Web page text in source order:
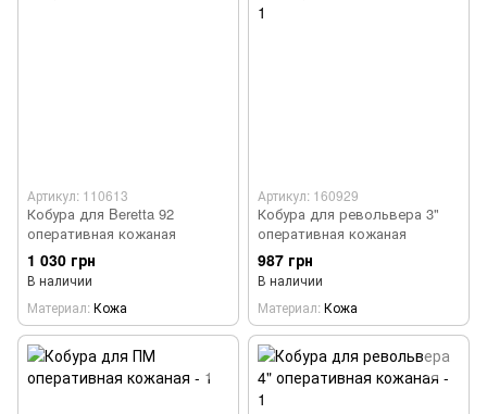
Артикул: 110613
Кобура для Beretta 92
оперативная кожаная
1 030 грн
В наличии
Материал Кожа
Артикул: 160929
Кобура для револьвера 3"
оперативная кожаная
987 грн
В наличии
Материал Кожа